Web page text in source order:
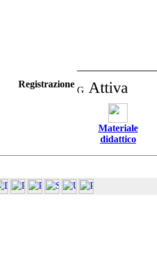
Registrazione Attiva
Materiale
didattico